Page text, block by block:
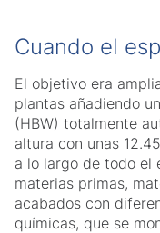
Cuando el
El objetivo era
plantas añadiendo
(HBW) totalmente
altura con unas
a lo largo de todo el
materias primas,
acabados con
químicas, que se